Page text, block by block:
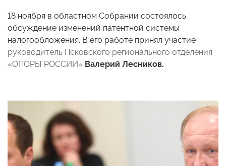
18 ноября в областном Собрании состоялось
обсуждение изменений патентной системы
налогообложения. В его работе принял участие
руководитель Псковского регионального отделения
«ОПОРЫ РОССИИ» Валерий Лесников.